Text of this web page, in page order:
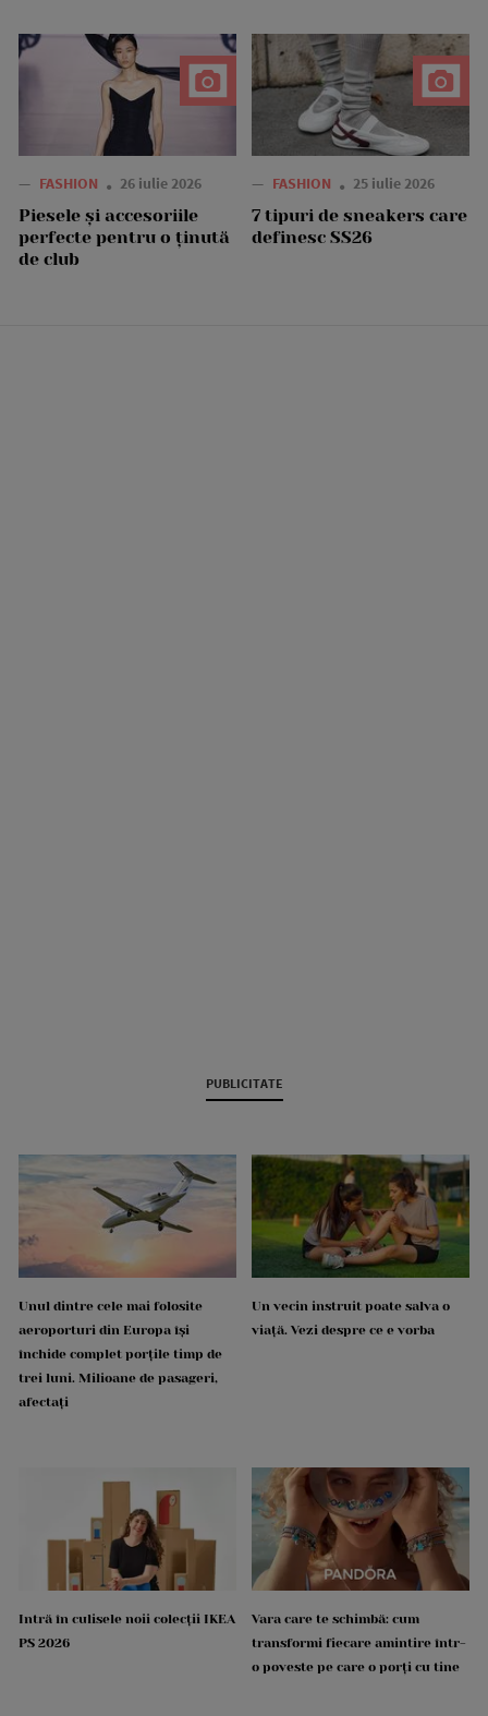
— FASHION 26 iulie 2026
Piesele și accesoriile
perfecte pentru o ținută
de club
— FASHION 25 iulie 2026
7 tipuri de sneakers care
definesc SS26
PUBLICITATE
Unul dintre cele mai folosite
aeroporturi din Europa își
închide complet porțile timp de
trei luni. Milioane de pasageri,
afectați
Un vecin instruit poate salva o
viață. Vezi despre ce e vorba
Intră în culisele noii colecții IKEA
PS 2026
Vara care te schimbă: cum
transformi fiecare amintire într-
o poveste pe care o porți cu tine